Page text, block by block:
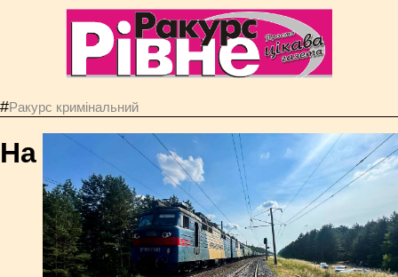
#Ракурс кримінальний
На